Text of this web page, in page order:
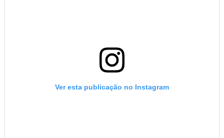
Ver esta publicação no Instagram